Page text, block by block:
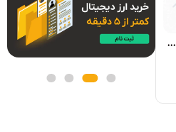
همه چیز درباره نرخ بازگشت سرمایه و نحوه محاسبه آن